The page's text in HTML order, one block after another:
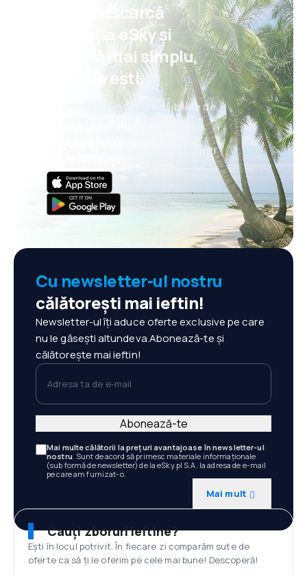
Psst! Descarcă
aplicația eSky și
rezervă mai simplu,
oriunde ești.
Oferte noi în fiecare zi: bilete de
avion, vacanțe, city break-uri
Planifică-ți călătoriile așa cum îți
Cu newsletter-ul nostru
călătorești mai ieftin!
Newsletter-ul îți aduce oferte exclusive pe care
nu le găsești altundeva.Abonează-te și
călătorește mai ieftin!
Adresa ta de e-mail
Mai multe călătorii la prețuri avantajoase în newsletter-ul
nostru. Sunt de acord să primesc materiale informaționale
(sub formă de newsletter) de la eSky.pl S.A. la adresa de e-mail
pe care am furnizat-o.
Mai mult
Abonează-te
Cauți zboruri ieftine?
Ești în locul potrivit. În fiecare zi comparăm sute de
oferte ca să ți le oferim pe cele mai bune! Descoperă!